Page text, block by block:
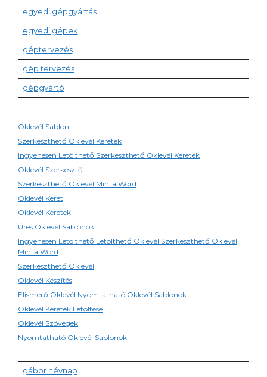
egyedi gépgyártás
egyedi gépek
géptervezés
gép tervezés
gépgyártó
Oklevél Sablon
Szerkeszthető Oklevél Keretek
Ingyenesen Letölthető Szerkeszthető Oklevél Keretek
Oklevél Szerkesztő
Szerkeszthető Oklevél Minta Word
Oklevél Keret
Oklevél Keretek
Üres Oklevél Sablonok
Ingyenesen Letölthető Letölthető Oklevél Szerkeszthető Oklevél
Minta Word
Szerkeszthető Oklevél
Oklevél Készítés
Elismerő Oklevél Nyomtatható Oklevél Sablonok
Oklevél Keretek Letöltése
Oklevél Szövegek
Nyomtatható Oklevél Sablonok
gábor névnap